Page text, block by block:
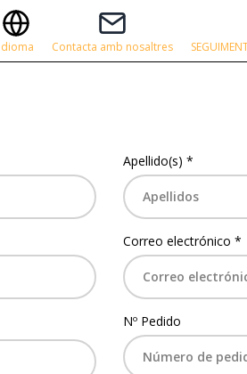
Idioma Contacta amb nosaltres
Apellido(s) *
Correo electrónico *
Nº Pedido